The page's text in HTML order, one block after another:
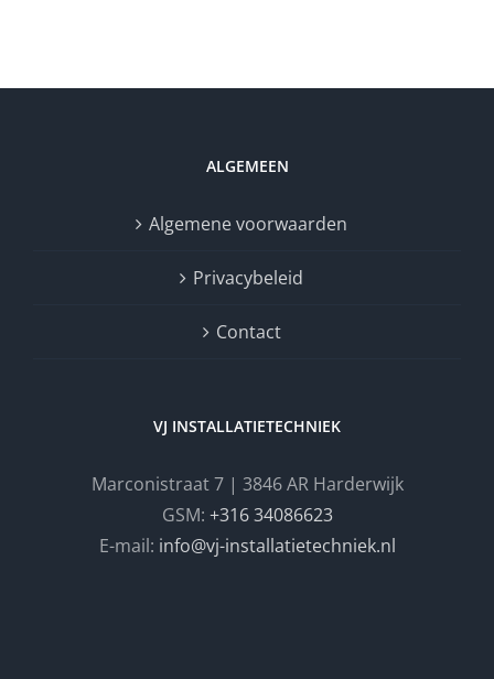
ALGEMEEN
Algemene voorwaarden
Privacybeleid
Contact
VJ INSTALLATIETECHNIEK
Marconistraat 7 | 3846 AR Harderwijk
GSM: +316 34086623
E-mail: info@vj-installatietechniek.nl